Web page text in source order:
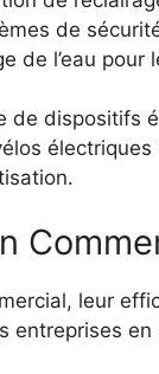
de
de l’eau pour
de dispositifs
leur
entreprises en